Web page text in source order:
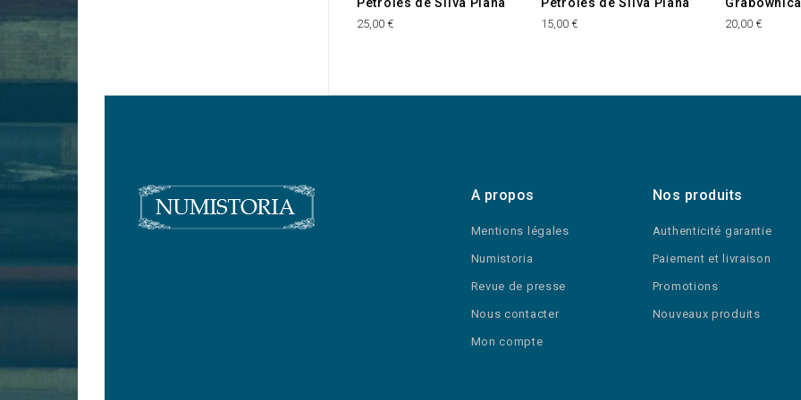
Pétroles de Silva Plana
25,00 €
Pétroles de Silva Plana
15,00 €
Grabownica
20,00 €
A propos
Mentions légales
Numistoria
Revue de presse
Nous contacter
Mon compte
Nos produits
Authenticité garantie
Paiement et livraison
Promotions
Nouveaux produits